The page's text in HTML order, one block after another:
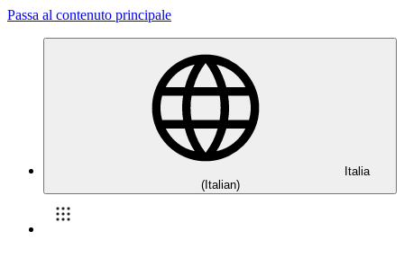
Passa al contenuto principale
Italia
(Italian)